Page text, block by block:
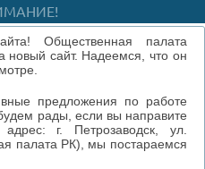
Общественная палата
новый сайт. Надеемся, что он
предложения по работе
рады, если вы направите
г. Петрозаводск, ул.
палата РК), мы постараемся